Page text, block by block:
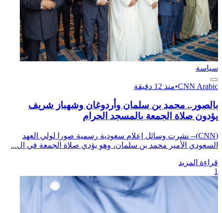
سياسة
CNN Arabic
•منذ 12 دقيقة
بالصور.. محمد بن سلمان وأردوغان وشهباز شريف
يؤدون صلاة الجمعة بالمسجد الحرام
(CNN)-- نشرت وسائل إعلام سعودية رسمية صورا لولي العهد
السعودي الأمير محمد بن سلمان، وهو يؤدي صلاة الجمعة في ال...
قراءة المزيد
1